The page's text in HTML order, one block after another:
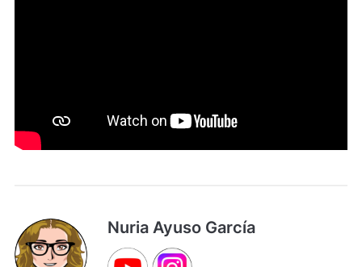
Nuria Ayuso García